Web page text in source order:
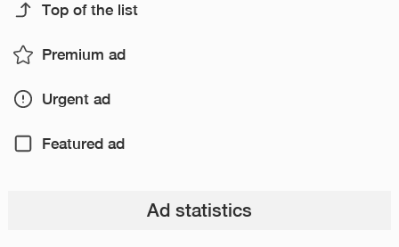
Top of the list
Premium ad
Urgent ad
Featured ad
Ad statistics